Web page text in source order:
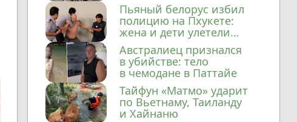
Пьяный белорус избил
полицию на Пхукете:
жена и дети улетели
домой
Австралиец признался
в убийстве: тело
в чемодане в Паттайе
Тайфун «Матмо» ударит
по Вьетнаму, Таиланду
и Хайнаню